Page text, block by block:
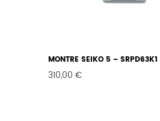
MONTRE SEIKO 5 – SRPD63K1
310,00 €